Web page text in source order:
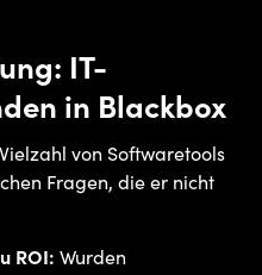
IT-
in Blackbox
von Softwaretools
Fragen, die er nicht
ROI: Wurden